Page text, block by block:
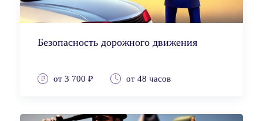
Безопасность дорожного движения
от 3 700 ₽ от 48 часов